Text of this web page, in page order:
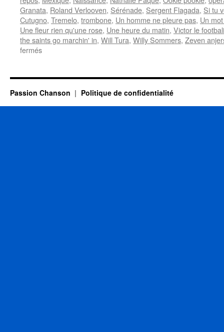
Granata, Roland Verlooven, Sérénade, Sergent Flagada, Si tu
Cutugno, Tremelo, trombone, Un homme ne pleure pas, Un
Une fleur rien qu'une rose, Une heure du matin, Victor le
the saints go marchin' in, Will Tura, Willy Sommers, Zeven
ferméssur
(ARMATH)
Passion Chanson Politique de confidentialité